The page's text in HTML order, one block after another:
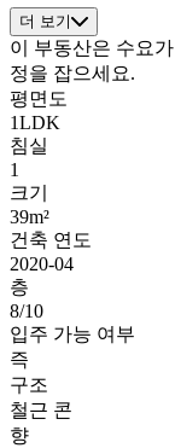
더 보기
이 부동산은 수요
정을 잡으세요.
평면도
1LDK
침실
1
크기
39m²
건축 연도
2020-04
층
8/10
입주 가능 여부
즉
구조
철근 콘
향